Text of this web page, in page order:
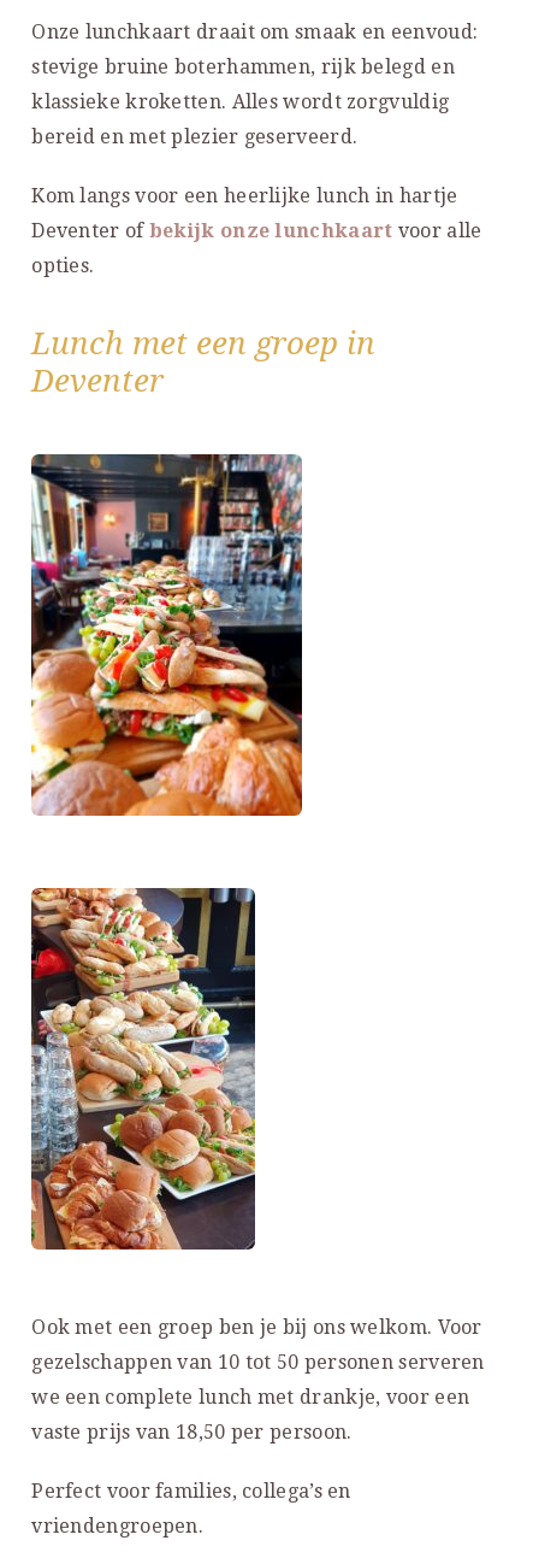
Onze lunchkaart draait om smaak en eenvoud:
stevige bruine boterhammen, rijk belegd en
klassieke kroketten. Alles wordt zorgvuldig
bereid en met plezier geserveerd.
Kom langs voor een heerlijke lunch in hartje
Deventer of bekijk onze lunchkaart voor alle
opties.
Lunch met een groep in
Deventer
Ook met een groep ben je bij ons welkom. Voor
gezelschappen van 10 tot 50 personen serveren
we een complete lunch met drankje, voor een
vaste prijs van 18,50 per persoon.
Perfect voor families, collega’s en
vriendengroepen.